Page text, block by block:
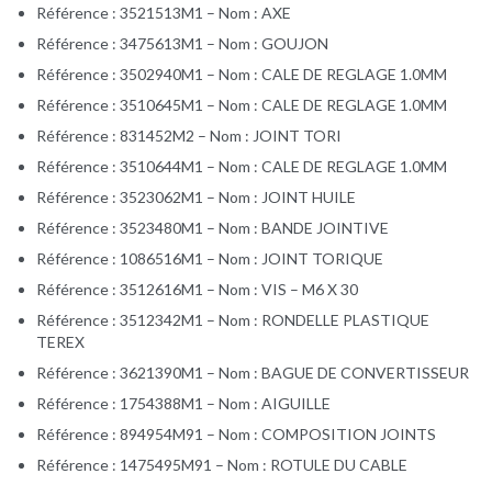
Référence : 3521513M1 – Nom : AXE
Référence : 3475613M1 – Nom : GOUJON
Référence : 3502940M1 – Nom : CALE DE REGLAGE 1.0MM
Référence : 3510645M1 – Nom : CALE DE REGLAGE 1.0MM
Référence : 831452M2 – Nom : JOINT TORI
Référence : 3510644M1 – Nom : CALE DE REGLAGE 1.0MM
Référence : 3523062M1 – Nom : JOINT HUILE
Référence : 3523480M1 – Nom : BANDE JOINTIVE
Référence : 1086516M1 – Nom : JOINT TORIQUE
Référence : 3512616M1 – Nom : VIS – M6 X 30
Référence : 3512342M1 – Nom : RONDELLE PLASTIQUE
TEREX
Référence : 3621390M1 – Nom : BAGUE DE CONVERTISSEUR
Référence : 1754388M1 – Nom : AIGUILLE
Référence : 894954M91 – Nom : COMPOSITION JOINTS
Référence : 1475495M91 – Nom : ROTULE DU CABLE